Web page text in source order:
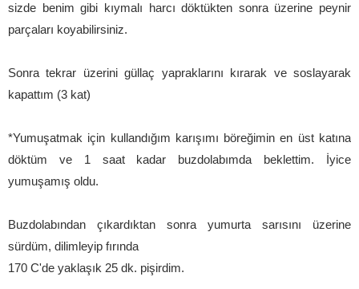
sizde benim gibi kıymalı harcı döktükten sonra üzerine peynir
parçaları koyabilirsiniz.
Sonra tekrar üzerini güllaç yapraklarını kırarak ve soslayarak
kapattım (3 kat)
*Yumuşatmak için kullandığım karışımı böreğimin en üst katına
döktüm ve 1 saat kadar buzdolabımda beklettim. İyice
yumuşamış oldu.
Buzdolabından çıkardıktan sonra yumurta sarısını üzerine
sürdüm, dilimleyip fırında
170 C'de yaklaşık 25 dk. pişirdim.